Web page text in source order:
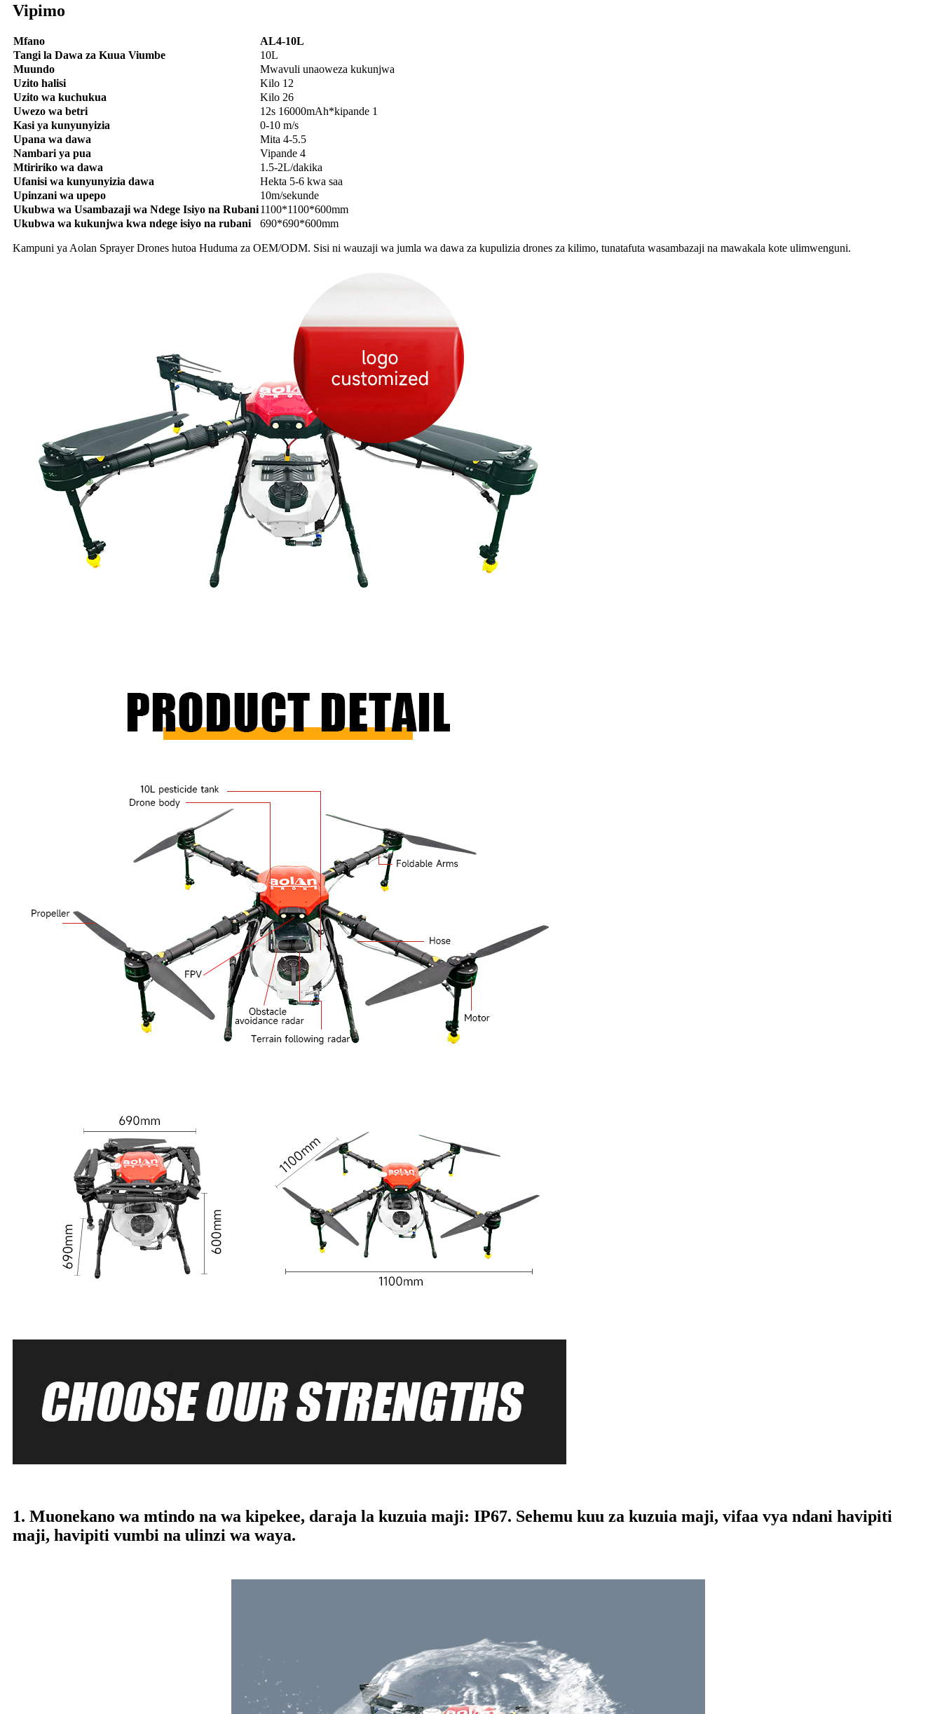
Vipimo
Mfano
AL4-10L
Tangi la Dawa za Kuua Viumbe
10L
Muundo
Mwavuli unaoweza kukunjwa
Uzito halisi
Kilo 12
Uzito wa kuchukua
Kilo 26
Uwezo wa betri
12s 16000mAh*kipande 1
Kasi ya kunyunyizia
0-10 m/s
Upana wa dawa
Mita 4-5.5
Nambari ya pua
Vipande 4
Mtiririko wa dawa
1.5-2L/dakika
Ufanisi wa kunyunyizia dawa
Hekta 5-6 kwa saa
Upinzani wa upepo
10m/sekunde
Ukubwa wa Usambazaji wa Ndege Isiyo na Rubani1100*1100*600mm
Ukubwa wa kukunjwa kwa ndege isiyo na rubani
690*690*600mm
Kampuni ya Aolan Sprayer Drones hutoa Huduma za OEM/ODM. Sisi ni wauzaji wa jumla wa dawa za kupulizia drones za kilimo, tunatafuta wasambazaji na mawakala kote ulimwenguni.
1. Muonekano wa mtindo na wa kipekee, daraja la kuzuia maji: IP67. Sehemu kuu za kuzuia maji, vifaa vya ndani havipiti
maji, havipiti vumbi na ulinzi wa waya.